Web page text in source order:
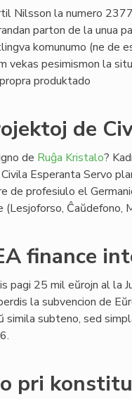
Nilsson la numero
parton de la unua
komunumo (ne de
vekas pesimismon la
produktado
de
de Ruĝa Kristalo?
Esperanta Servo
de profesiulo el
Ĉaŭdefono,
finance
pagi 25 mil eŭrojn al la
la subvencion de
simila subteno, sed
pri